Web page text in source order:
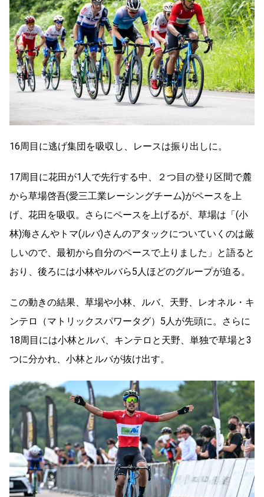
16周目に逃げ集団を吸収し、レースは振り出しに。
17周目に花田が1人で先行する中、２つ目の登り区間で麓
から草場啓吾(愛三工業レーシングチーム)がペースを上
げ、花田を吸収。さらにペースを上げるが、草場は「(小
林)海さんやトマ(ルバ)さんのアタックについていくのは厳
しいので、最初から自分のペースで上りました」と語ると
おり、後ろには小林やルバら5人ほどのグループが迫る。
この動きの結果、草場や小林、ルバ、天野、レオネル・キ
ンテロ（マトリックスパワータグ）5人が先頭に。さらに
18周目には小林とルバ、キンテロと天野、単独で草場と3
つに分かれ、小林とルバが抜け出す。